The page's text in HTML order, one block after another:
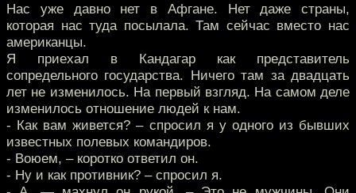
Нас уже давно нет в Афгане. Нет даже страны,
которая нас туда посылала. Там сейчас вместо нас
американцы.
Я приехал в Кандагар как представитель
сопредельного государства. Ничего там за двадцать
лет не изменилось. На первый взгляд. На самом деле
изменилось отношение людей к нам.
- Как вам живется? – спросил я у одного из бывших
известных полевых командиров.
- Воюем, – коротко ответил он.
- Ну и как противник? – спросил я.